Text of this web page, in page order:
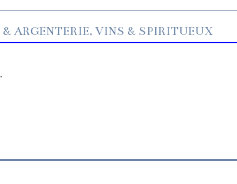
ARGENTERIE, VINS & SPIRITUEUX